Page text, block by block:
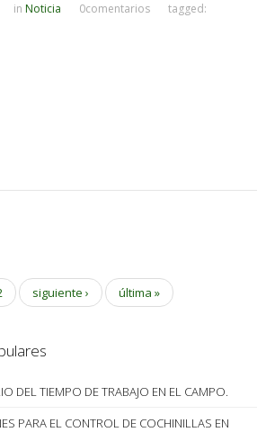
in Noticia 0comentarios tagged:
siguiente › última »
DEL TIEMPO DE TRABAJO EN EL CAMPO.
PARA EL CONTROL DE COCHINILLAS EN